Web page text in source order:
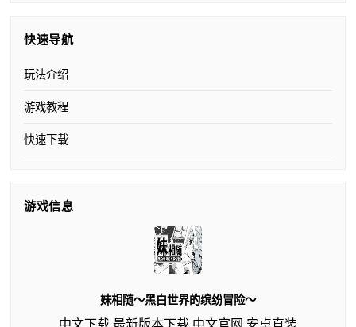
快速导航
玩法介绍
游戏教程
快速下载
游戏信息
妹相随～黑白世界的缤纷冒险～
中文下载,最新版本下载,中文官网,安卓直装